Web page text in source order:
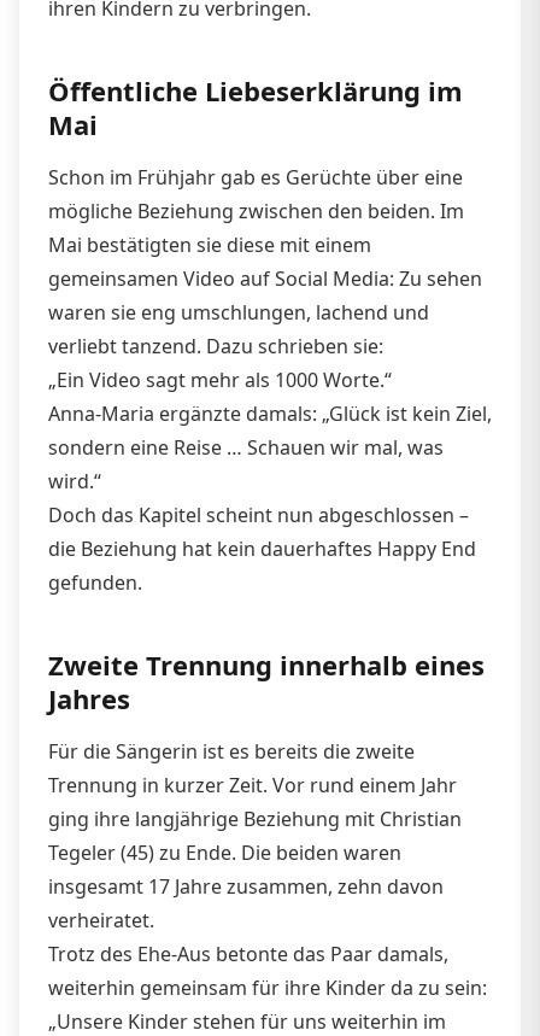
ihren Kindern zu verbringen.
Öffentliche Liebeserklärung im
Mai
Schon im Frühjahr gab es Gerüchte über eine
mögliche Beziehung zwischen den beiden. Im
Mai bestätigten sie diese mit einem
gemeinsamen Video auf Social Media: Zu sehen
waren sie eng umschlungen, lachend und
verliebt tanzend. Dazu schrieben sie:
„Ein Video sagt mehr als 1000 Worte.“
Anna-Maria ergänzte damals: „Glück ist kein Ziel,
sondern eine Reise … Schauen wir mal, was
wird.“
Doch das Kapitel scheint nun abgeschlossen –
die Beziehung hat kein dauerhaftes Happy End
gefunden.
Zweite Trennung innerhalb eines
Jahres
Für die Sängerin ist es bereits die zweite
Trennung in kurzer Zeit. Vor rund einem Jahr
ging ihre langjährige Beziehung mit Christian
Tegeler (45) zu Ende. Die beiden waren
insgesamt 17 Jahre zusammen, zehn davon
verheiratet.
Trotz des Ehe-Aus betonte das Paar damals,
weiterhin gemeinsam für ihre Kinder da zu sein:
„Unsere Kinder stehen für uns weiterhin im